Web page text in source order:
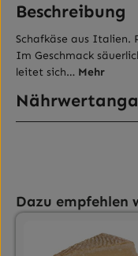
Beschreibung
Schafkäse aus Italien.
Im Geschmack
leitet sich… Mehr
Produktgalerie
Dazu empfehlen